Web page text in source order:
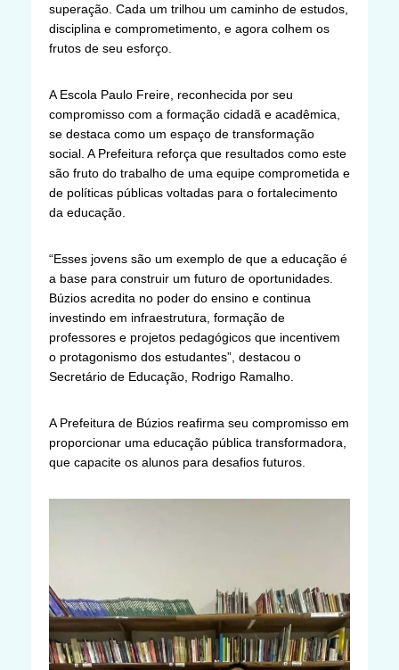
superação. Cada um trilhou um caminho de estudos,
disciplina e comprometimento, e agora colhem os
frutos de seu esforço.
A Escola Paulo Freire, reconhecida por seu
compromisso com a formação cidadã e acadêmica,
se destaca como um espaço de transformação
social. A Prefeitura reforça que resultados como este
são fruto do trabalho de uma equipe comprometida e
de políticas públicas voltadas para o fortalecimento
da educação.
“Esses jovens são um exemplo de que a educação é
a base para construir um futuro de oportunidades.
Búzios acredita no poder do ensino e continua
investindo em infraestrutura, formação de
professores e projetos pedagógicos que incentivem
o protagonismo dos estudantes”, destacou o
Secretário de Educação, Rodrigo Ramalho.
A Prefeitura de Búzios reafirma seu compromisso em
proporcionar uma educação pública transformadora,
que capacite os alunos para desafios futuros.